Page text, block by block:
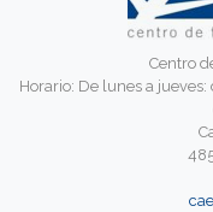
Centro
Horario: De lunes a